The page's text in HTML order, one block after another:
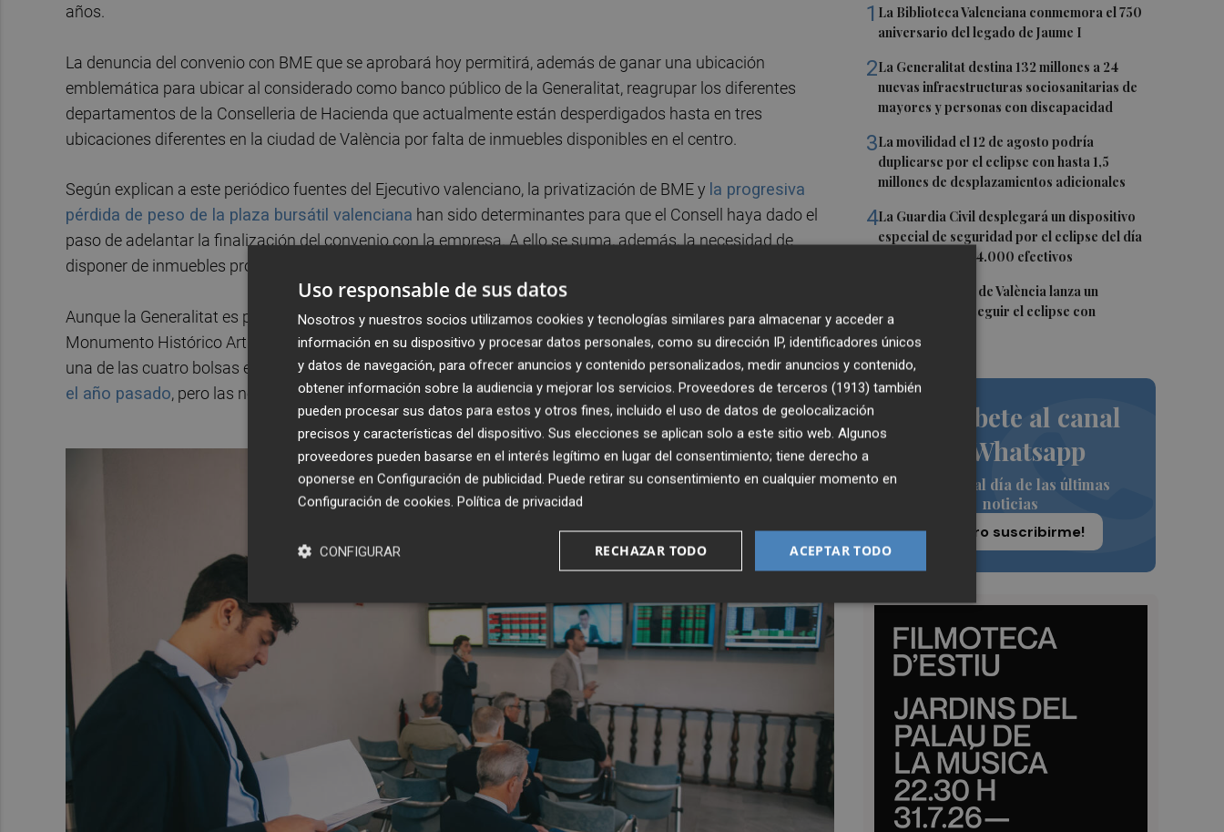
1 La Biblioteca Valenciana conmemora el 750
aniversario del legado de Jaume I
2La Generalitat destina 132 millones a 24
nuevas infraestructuras sociosanitarias de
mayores y personas con discapacidad
3La movilidad el 12 de agosto podría
duplicarse por el eclipse con hasta 1,5
millones de desplazamientos adicionales
4La Guardia Civil desplegará un dispositivo
especial de seguridad por el eclipse del día
12, con más de 24.000 efectivos
El Ayuntamiento de València lanza un
decálogo para seguir el eclipse con
Suscríbete al canal
de Whatsapp
Siempre al día de las últimas
noticias
¡Quiero suscribirme!
años.
La denuncia del convenio con BME que se aprobará hoy permitirá, además de ganar una ubicación
emblemática para ubicar al considerado como banco público de la Generalitat, reagrupar los diferentes
departamentos de la Conselleria de Hacienda que actualmente están desperdigados hasta en tres
ubicaciones diferentes en la ciudad de València por falta de inmuebles disponibles en el centro.
Según explican a este periódico fuentes del Ejecutivo valenciano, la privatización de BME y la progresiva
pérdida de peso de la plaza bursátil valenciana han sido determinantes para que el Consell haya dado el
paso de adelantar la finalización del convenio con la empresa. A ello se suma, además, la necesidad de
disponer de inmuebles propios en los que ubicar a su personal, en concreto de la Conselleria de Hacienda.
Aunque la Generalitat es propietaria del Palau de los Boïl d'Arenós, un recinto palaciego declarado
Monumento Histórico Artístico, en su momento se decidió ceder su uso a BME por la relevancia de albergar
una de las cuatro bolsas españolas. La posibilidad de resolver el convenio de forma amistosatomó cuerpo
el año pasado, pero las negociaciones, confirmadas por ambas partes,se enfriaron tras el verano.
Uso responsable de sus datos
Nosotros y nuestros socios utilizamos cookies y tecnologías similares para almacenar y acceder a
información en su dispositivo y procesar datos personales, como su dirección IP, identificadores únicos
y datos de navegación, para ofrecer anuncios y contenido personalizados, medir anuncios y contenido,
obtener información sobre la audiencia y mejorar los servicios. Proveedores de terceros (1913) también
pueden procesar sus datos para estos y otros fines, incluido el uso de datos de geolocalización
precisos y características del dispositivo. Sus elecciones se aplican solo a este sitio web. Algunos
proveedores pueden basarse en el interés legítimo en lugar del consentimiento; tiene derecho a
oponerse en Configuración de publicidad. Puede retirar su consentimiento en cualquier momento en
Configuración de cookies. Política de privacidad
ACEPTAR TODO
RECHAZAR TODO
CONFIGURAR